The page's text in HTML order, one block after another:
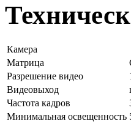
Камера
Матрица
Разрешение видео
Видеовыход
Частота кадров
Минимальная освещенность